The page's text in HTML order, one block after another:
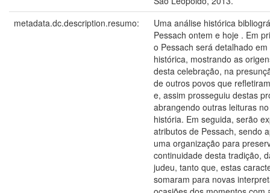
metadata.dc.description.resumo:
Uma análise histórica
Pessach ontem e hoje . Em
o Pessach será detalhado
histórica, mostrando as
desta celebração, na
de outros povos que
e, assim prosseguiu destas
abrangendo outras leituras
história. Em seguida, serão
atributos de Pessach, sendo
uma organização para
continuidade desta tradição,
judeu, tanto que, estas
somaram para novas